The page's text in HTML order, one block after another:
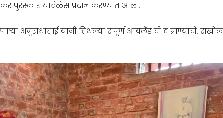
पुरस्कार यावेळेस प्रदान करण्यात आला.
अनुराधाताई यांनी तिथल्या संपूर्ण आयलँड ची व प्राण्यांची, सखोल